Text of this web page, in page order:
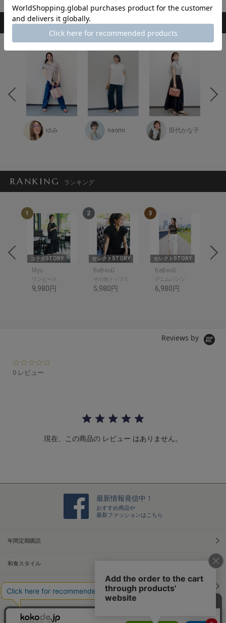
STAFF COORDINATE スタッフ着用コーデ
ゆみ naomi 田代かな子
RANKING ランキング
1
コラボSTORY
Myu
ワンピース
9,980円
2
セレクトSTORY
BeBeoD
その他トップス
5,980円
3
セレクトSTORY
BeBeoD
デニムパンツ
6,980円
Reviews by
i
0 レビュー
現在、この商品の レビュー はありません。
最新情報発信中！
おすすめ商品や
最新ファッションはこちら
年間定期購読
和食スタイル
本屋さんへ行こう！キャンペーン